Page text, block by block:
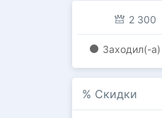
2 300
Заходил(-a)
% Скидки